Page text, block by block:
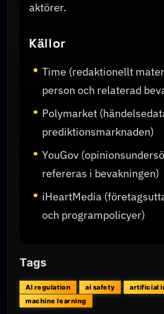
aktörer.
Källor
Time (redaktionellt
person och relaterad
Polymarket
prediktionsmarknaden)
YouGov
refereras i bevakningen)
iHeartMedia
och programpolicyer)
Tags
AI regulation ai safety
artificial
machine learning